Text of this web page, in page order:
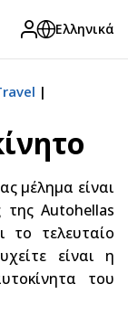
Ελληνικά
μέλημα είναι
Autohellas
το τελευταίο
είναι η
του